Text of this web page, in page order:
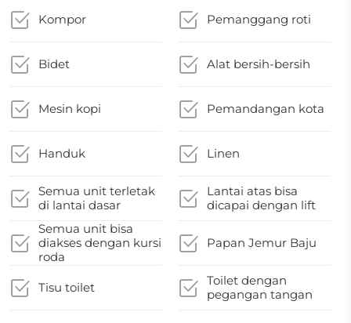
Kompor Pemanggang roti
Bidet Alat bersih-bersih
Mesin kopi Pemandangan kota
Handuk Linen
Semua unit terletak
di lantai dasar
Lantai atas bisa
dicapai dengan lift
Semua unit bisa
diakses dengan kursi
roda
Papan Jemur Baju
Tisu toilet
Toilet dengan
pegangan tangan